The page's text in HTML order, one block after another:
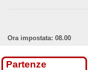
Ora impostata: 08.00
Partenze